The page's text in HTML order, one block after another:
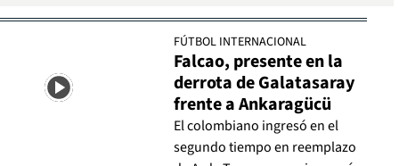
FÚTBOL INTERNACIONAL
Falcao, presente en la
derrota de Galatasaray
frente a Ankaragücü
El colombiano ingresó en el
segundo tiempo en reemplazo